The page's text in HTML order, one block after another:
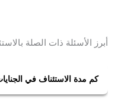
أبرز الأسئلة ذات الصلة
كم مدة الاستئناف في